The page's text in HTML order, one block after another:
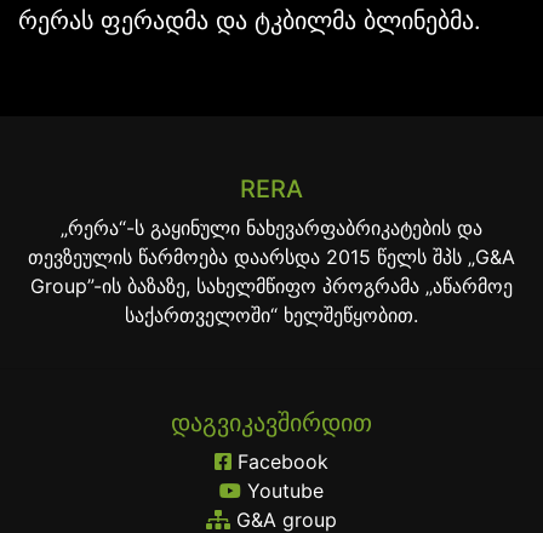
რერას ფერადმა და ტკბილმა ბლინებმა.
RERA
„რერა“-ს გაყინული ნახევარფაბრიკატების და
თევზეულის წარმოება დაარსდა 2015 წელს შპს „G&A
Group”-ის ბაზაზე, სახელმწიფო პროგრამა „აწარმოე
საქართველოში“ ხელშეწყობით.
ᲓᲐᲒᲕᲘᲙᲐᲕᲨᲘᲠᲓᲘᲗ
Facebook
Youtube
G&A group